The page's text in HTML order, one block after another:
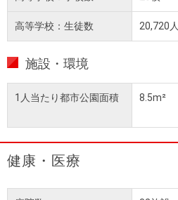
高等学校：生徒数 20,720人
施設・環境
1人当たり都市公園面積 8.5m²
健康・医療